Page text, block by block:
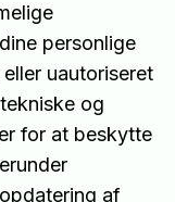
personlige
uautoriseret
og
for at beskytte
af